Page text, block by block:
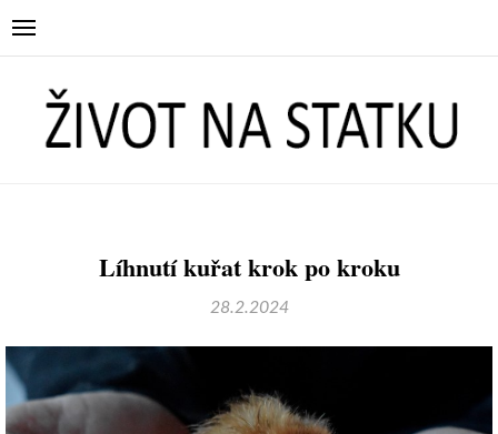
Líhnutí kuřat krok po kroku
28.2.2024